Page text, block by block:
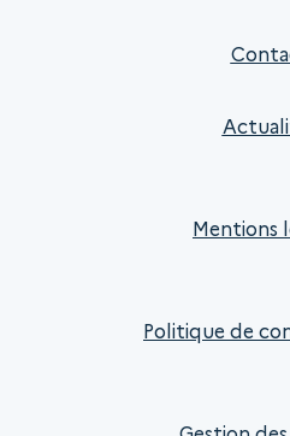
Mentions
Politique de